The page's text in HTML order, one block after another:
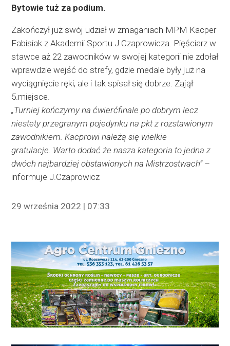
Bytowie tuż za podium.
Zakończył już swój udział w zmaganiach MPM Kacper
Fabisiak z Akademii Sportu J.Czaprowicza. Pięściarz w
stawce aż 22 zawodników w swojej kategorii nie zdołał
wprawdzie wejść do strefy, gdzie medale były już na
wyciągnięcie ręki, ale i tak spisał się dobrze. Zajął
5.miejsce.
„Turniej kończymy na ćwierćfinale po dobrym lecz
niestety przegranym pojedynku na pkt z rozstawionym
zawodnikiem. Kacprowi należą się wielkie
gratulacje. Warto dodać że nasza kategoria to jedna z
dwóch najbardziej obstawionych na Mistrzostwach” –
informuje J.Czaprowicz
29 września 2022 | 07:33